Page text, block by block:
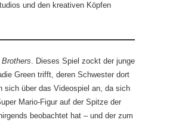
und den kreativen Köpfen
. Dieses Spiel zockt der junge
Green trifft, deren Schwester dort
sich über das Videospiel an, da sich
Mario-Figur auf der Spitze der
beobachtet hat – und der zum